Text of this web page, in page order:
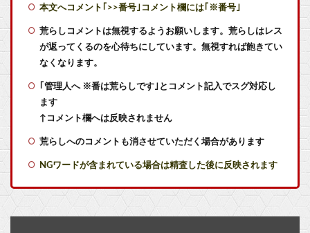
【艦これ】授業中に居眠りふぶき 他
【艦これ】ヴァトールはなんて呼べばいいんだろうね
【急募】おまえらの人生で1番ハマったゲームを挙げてけ
本文へコメント｢>>番号｣コメント欄には｢※番号｣
荒らしコメントは無視するようお願いします。荒らしはレス
が返ってくるのを心待ちにしています。無視すれば飽きてい
なくなります。
｢管理人へ ※番は荒らしです｣とコメント記入でスグ対応し
ます
↑コメント欄へは反映されません
荒らしへのコメントも消させていただく場合があります
NGワードが含まれている場合は精査した後に反映されます